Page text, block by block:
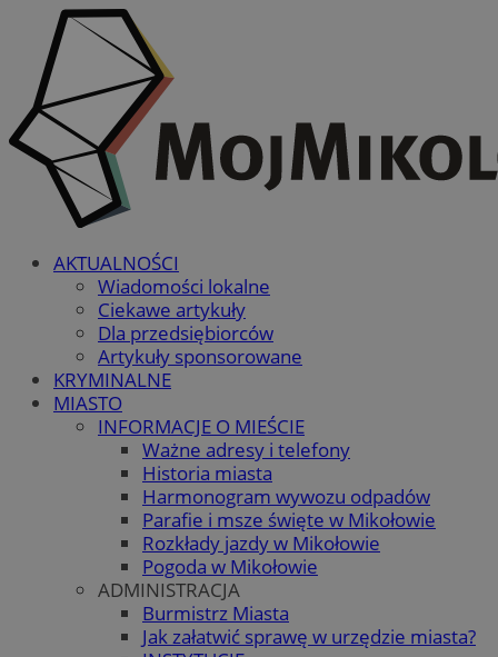
AKTUALNOŚCI
Wiadomości lokalne
Ciekawe artykuły
Dla przedsiębiorców
Artykuły sponsorowane
KRYMINALNE
MIASTO
INFORMACJE O MIEŚCIE
Ważne adresy i telefony
Historia miasta
Harmonogram wywozu odpadów
Parafie i msze święte w Mikołowie
Rozkłady jazdy w Mikołowie
Pogoda w Mikołowie
ADMINISTRACJA
Burmistrz Miasta
Jak załatwić sprawę w urzędzie miasta?